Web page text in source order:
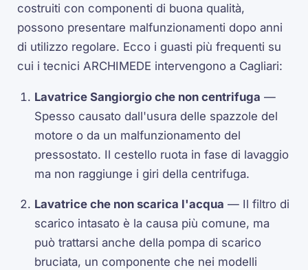
costruiti con componenti di buona qualità,
possono presentare malfunzionamenti dopo anni
di utilizzo regolare. Ecco i guasti più frequenti su
cui i tecnici ARCHIMEDE intervengono a Cagliari:
Lavatrice Sangiorgio che non centrifuga —
Spesso causato dall'usura delle spazzole del
motore o da un malfunzionamento del
pressostato. Il cestello ruota in fase di lavaggio
ma non raggiunge i giri della centrifuga.
Lavatrice che non scarica l'acqua — Il filtro di
scarico intasato è la causa più comune, ma
può trattarsi anche della pompa di scarico
bruciata, un componente che nei modelli